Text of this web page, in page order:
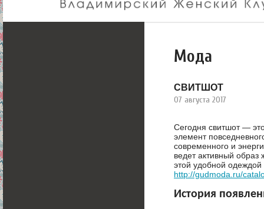
Мода
СВИТШОТ
07 августа 2017
Сегодня свитшот —
элемент
современного и
ведет активный образ
этой удобной
http://gudmoda.ru/
История